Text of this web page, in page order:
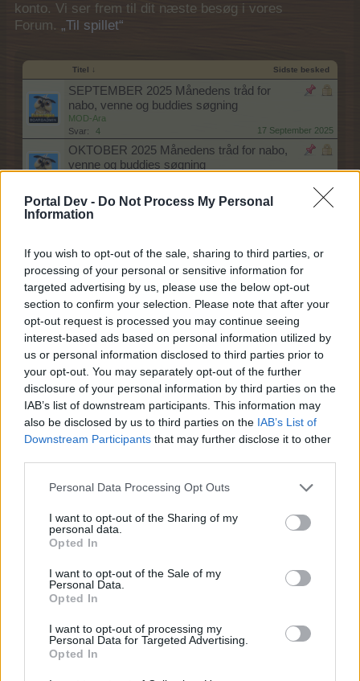
Portal Dev - Do Not Process My Personal
Information
If you wish to opt-out of the sale, sharing to third parties, or
processing of your personal or sensitive information for
targeted advertising by us, please use the below opt-out
section to confirm your selection. Please note that after your
opt-out request is processed you may continue seeing
interest-based ads based on personal information utilized by
us or personal information disclosed to third parties prior to
your opt-out. You may separately opt-out of the further
disclosure of your personal information by third parties on the
IAB’s list of downstream participants. This information may
also be disclosed by us to third parties on the IAB’s List of
Downstream Participants that may further disclose it to other
Personal Data Processing Opt Outs
I want to opt-out of the Sharing of my
personal data.
Opted In
I want to opt-out of the Sale of my
Personal Data.
Opted In
I want to opt-out of processing my
Personal Data for Targeted Advertising.
Opted In
konto. Vi ser frem til dit næste besøg i vores
Forum. „Til spillet“
Titel ↓ Sidste besked
SEPTEMBER 2025 Månedens tråd for
nabo, venne og buddies søgning
MOD-Ara
Svar:
4 17 September 2025
OKTOBER 2025 Månedens tråd for nabo,
venne og buddies søgning
27 Oktober 2025
NOVEMBER 2025 Månedens tråd for nabo,
Svar:
4 30 November 2025
MARTS 2026 Månedens tråd for nabo,
venne og buddies søgning
Svar:
0 2 Marts 2026
MARTS 2025 Månedens tråd for nabo,
venne og buddies søgning
MOD-Ara
Svar:
3 27 Marts 2025
MAJ 2026 Månedens tråd for nabo, venne
og buddies søgning
Svar:
2 30 Maj 2026
MAJ 2025 Månedens tråd for nabo, venne
og buddies søgning
Svar:
13 Maj 2025
og buddies søgning
MOD-Ara
Svar:
2
JUNI 2025 Månedens tråd for nabo, venne
og buddies søgning
MOD-Ara
JULI 2026 Månedens tråd for nabo, venne
og buddies søgning
MOD-Ara